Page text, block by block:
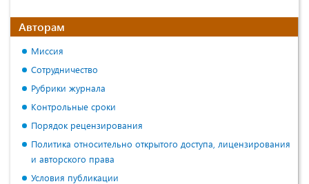
Авторам
Миссия
Сотрудничество
Рубрики журнала
Контрольные сроки
Порядок рецензирования
Политика относительно открытого доступа, лицензирования
и авторского права
Условия публикации